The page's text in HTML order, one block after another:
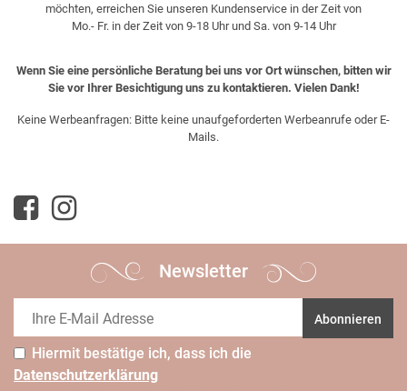
möchten, erreichen Sie unseren Kundenservice in der Zeit von
Mo.- Fr. in der Zeit von 9-18 Uhr und Sa. von 9-14 Uhr
Wenn Sie eine persönliche Beratung bei uns vor Ort wünschen, bitten wir
Sie vor Ihrer Besichtigung uns zu kontaktieren. Vielen Dank!
Keine Werbeanfragen: Bitte keine unaufgeforderten Werbeanrufe oder E-
Mails.
Newsletter
Abonnieren
Hiermit bestätige ich, dass ich die
Daten­schutz­erklärung